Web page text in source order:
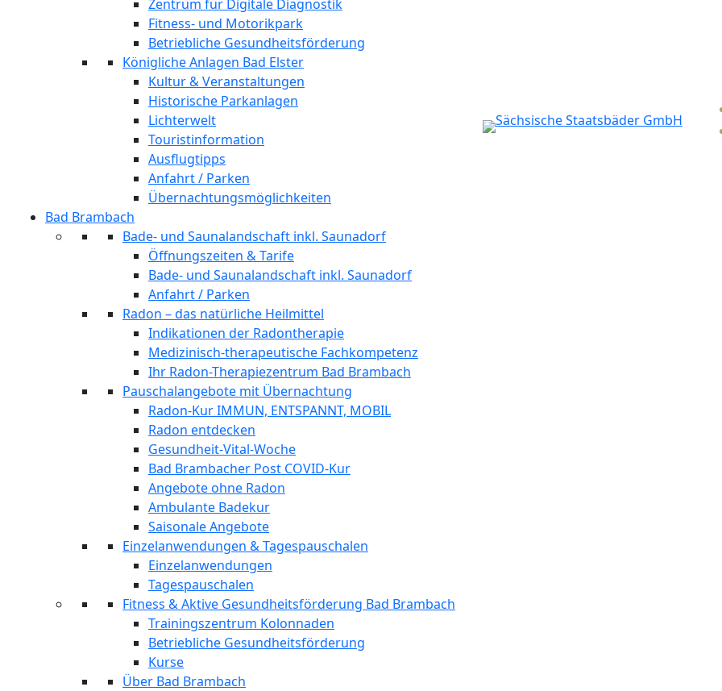
Zentrum für Digitale Diagnostik
Fitness- und Motorikpark
Betriebliche Gesundheitsförderung
Königliche Anlagen Bad Elster
Kultur & Veranstaltungen
Historische Parkanlagen
Lichterwelt
Touristinformation
Ausflugtipps
Anfahrt / Parken
Übernachtungsmöglichkeiten
Bad Brambach
Bade- und Saunalandschaft inkl. Saunadorf
Öffnungszeiten & Tarife
Bade- und Saunalandschaft inkl. Saunadorf
Anfahrt / Parken
Radon – das natürliche Heilmittel
Indikationen der Radontherapie
Medizinisch-therapeutische Fachkompetenz
Ihr Radon-Therapiezentrum Bad Brambach
Pauschalangebote mit Übernachtung
Radon-Kur IMMUN, ENTSPANNT, MOBIL
Radon entdecken
Gesundheit-Vital-Woche
Bad Brambacher Post COVID-Kur
Angebote ohne Radon
Ambulante Badekur
Saisonale Angebote
Einzelanwendungen & Tagespauschalen
Einzelanwendungen
Tagespauschalen
Fitness & Aktive Gesundheitsförderung Bad Brambach
Trainingszentrum Kolonnaden
Betriebliche Gesundheitsförderung
Kurse
Über Bad Brambach